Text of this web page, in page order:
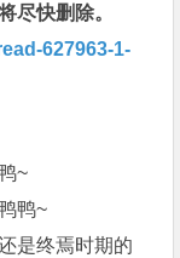
尽快删除。
627963-1-
~
鸭~
是终焉时期的